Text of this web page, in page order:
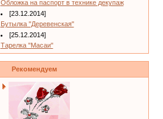
Обложка на паспорт в технике декупаж
[23.12.2014]
Бутылка "Деревенская"
[25.12.2014]
Тарелка "Масаи"
Рекомендуем